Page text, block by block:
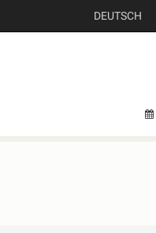
DEUTSCH